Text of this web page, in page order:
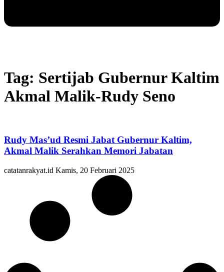
Tag: Sertijab Gubernur Kaltim
Akmal Malik-Rudy Seno
Rudy Mas’ud Resmi Jabat Gubernur Kaltim,
Akmal Malik Serahkan Memori Jabatan
catatanrakyat.id Kamis, 20 Februari 2025